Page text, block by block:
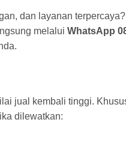
dan layanan
melalui WhatsApp
jual kembali tinggi.
dilewatkan: